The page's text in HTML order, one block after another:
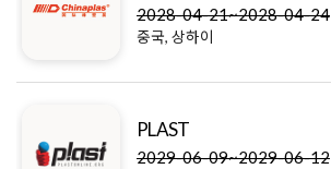
2028-04-21~2028-04-24
중국, 상하이
PLAST
2029-06-09~2029-06-12